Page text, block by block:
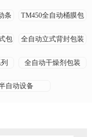
条
TM450全自动桶膜包
包
全自动立式背封包装
全自动干燥剂包装
自动设备